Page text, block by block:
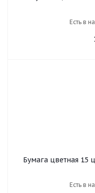
Есть в
Бумага цветная 15
Есть в